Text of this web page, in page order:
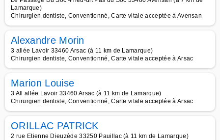
Lamarque)
Chirurgien dentiste, Conventionné, Carte vitale acceptée à Avensan
Alexandre Morin
3 allée Lavoir 33460 Arsac (à 11 km de Lamarque)
Chirurgien dentiste, Conventionné, Carte vitale acceptée à Arsac
Marion Louise
3 All allée Lavoir 33460 Arsac (à 11 km de Lamarque)
Chirurgien dentiste, Conventionné, Carte vitale acceptée à Arsac
ORILLAC PATRICK
2 rue Etienne Dieuzède 33250 Pauillac (à 11 km de Lamarque)